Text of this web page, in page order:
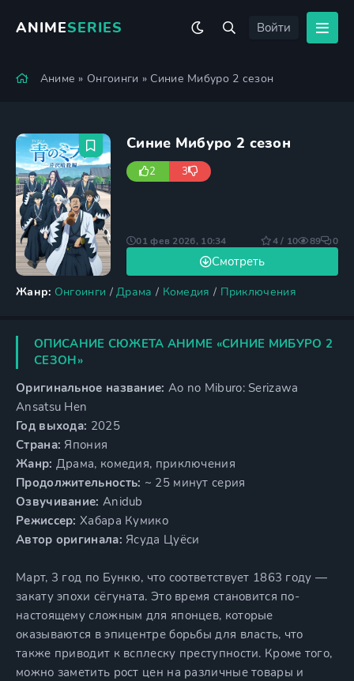
ANIMESERIES Войти
Аниме » Онгоинги » Синие Мибуро 2 сезон
Синие Мибуро 2 сезон
2 3
Жанр: Онгоинги /Драма / Комедия / Приключения
Смотреть
01 фев 2026, 10:34 4 / 10 89 0
ОПИСАНИЕ СЮЖЕТА АНИМЕ «СИНИЕ МИБУРО 2
СЕЗОН»
Оригинальное название: Ao no Miburo: Serizawa
Ansatsu Hen
Год выхода: 2025
Страна: Япония
Жанр: Драма, комедия, приключения
Продолжительность: ~ 25 минут серия
Озвучивание: Anidub
Режиссер: Хабара Кумико
Автор оригинала: Ясуда Цуёси
Март, 3 год по Бункю, что соответствует 1863 году —
закату эпохи сёгуната. Это время становится по-
настоящему сложным для японцев, которые
оказываются в эпицентре борьбы для власть, что
также приводит к всплеску преступности. Кроме того,
можно заметить рост цен на различные товары и